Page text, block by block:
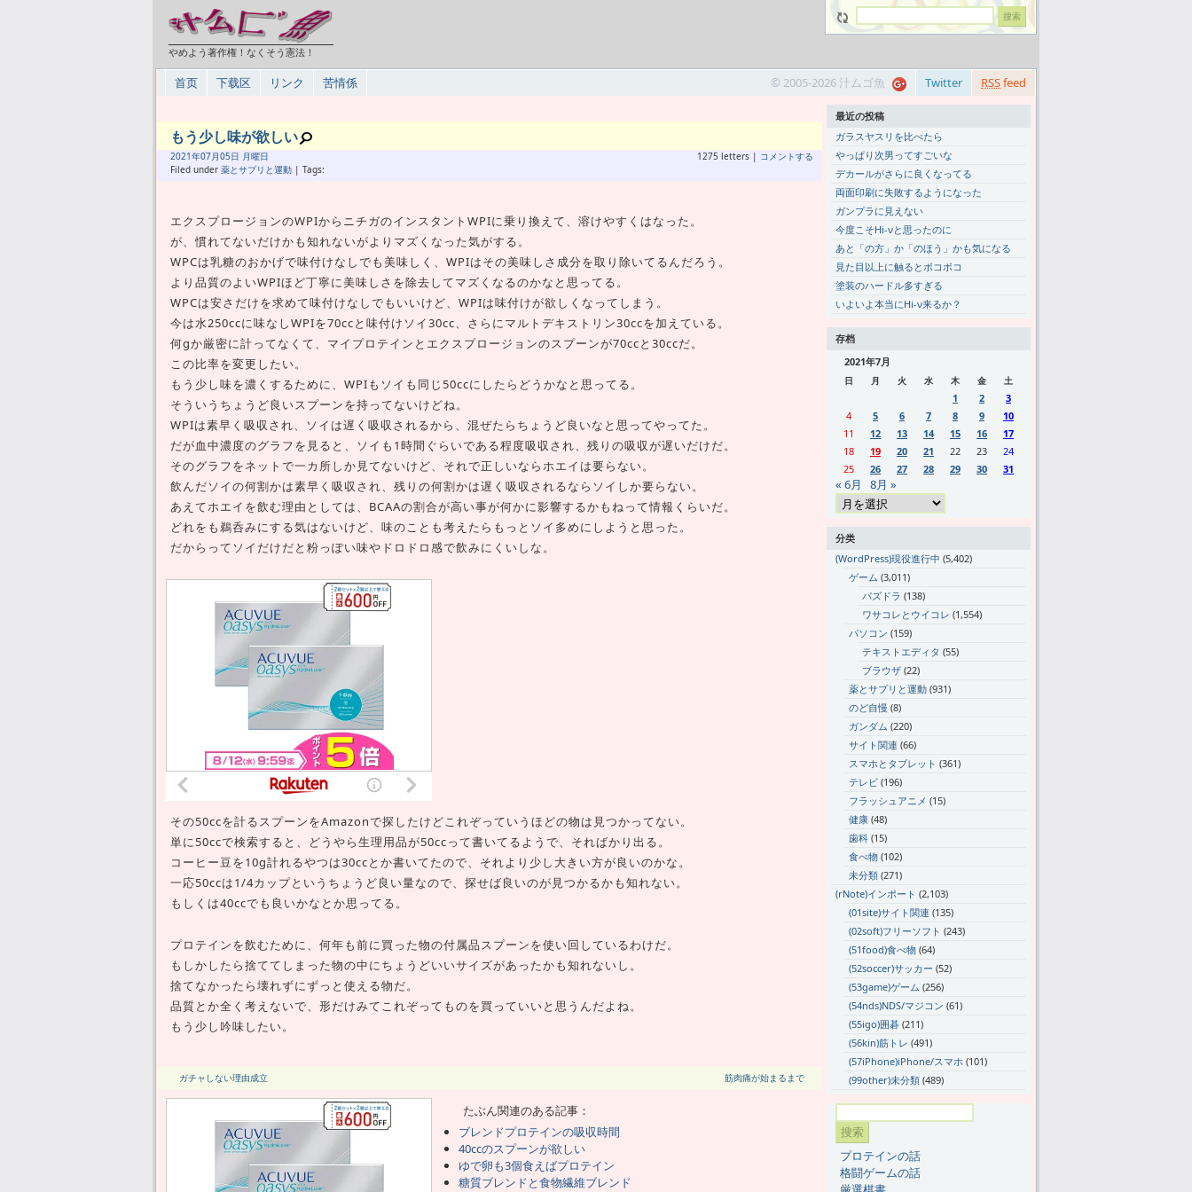
やめよう著作権！なくそう憲法！
首页 下载区 リンク 苦情係 RSSfeed
Twitter
© 2005-2026 汁ムゴ魚
もう少し味が欲しい
2021年07月05日 月曜日
Filed under 薬とサプリと運動 | Tags:
1275 letters | コメントする
エクスプロージョンのWPIからニチガのインスタントWPIに乗り換えて、溶けやすくはなった。
が、慣れてないだけかも知れないがよりマズくなった気がする。
WPCは乳糖のおかげで味付けなしでも美味しく、WPIはその美味しさ成分を取り除いてるんだろう。
より品質のよいWPIほど丁寧に美味しさを除去してマズくなるのかなと思ってる。
WPCは安さだけを求めて味付けなしでもいいけど、WPIは味付けが欲しくなってしまう。
今は水250ccに味なしWPIを70ccと味付けソイ30cc、さらにマルトデキストリン30ccを加えている。
何gか厳密に計ってなくて、マイプロテインとエクスプロージョンのスプーンが70ccと30ccだ。
この比率を変更したい。
もう少し味を濃くするために、WPIもソイも同じ50ccにしたらどうかなと思ってる。
そういうちょうど良いスプーンを持ってないけどね。
WPIは素早く吸収され、ソイは遅く吸収されるから、混ぜたらちょうど良いなと思ってやってた。
だが血中濃度のグラフを見ると、ソイも1時間ぐらいである程度吸収され、残りの吸収が遅いだけだ。
そのグラフをネットで一カ所しか見てないけど、それで正しいならホエイは要らない。
飲んだソイの何割かは素早く吸収され、残りの何割かは遅く吸収されるならソイしか要らない。
あえてホエイを飲む理由としては、BCAAの割合が高い事が何かに影響するかもねって情報くらいだ。
どれをも鵜呑みにする気はないけど、味のことも考えたらもっとソイ多めにしようと思った。
だからってソイだけだと粉っぽい味やドロドロ感で飲みにくいしな。
その50ccを計るスプーンをAmazonで探したけどこれぞっていうほどの物は見つかってない。
単に50ccで検索すると、どうやら生理用品が50ccって書いてるようで、そればかり出る。
コーヒー豆を10g計れるやつは30ccとか書いてたので、それより少し大きい方が良いのかな。
一応50ccは1/4カップというちょうど良い量なので、探せば良いのが見つかるかも知れない。
もしくは40ccでも良いかなとか思ってる。
プロテインを飲むために、何年も前に買った物の付属品スプーンを使い回しているわけだ。
もしかしたら捨ててしまった物の中にちょうどいいサイズがあったかも知れないし。
捨てなかったら壊れずにずっと使える物だ。
品質とか全く考えないで、形だけみてこれぞってものを買っていいと思うんだよね。
もう少し吟味したい。
ガチャしない理由成立 筋肉痛が始まるまで
たぶん関連のある記事：
ブレンドプロテインの吸収時間
40ccのスプーンが欲しい
ゆで卵も3個食えばプロテイン
糖質ブレンドと食物繊維ブレンド
最近の投稿
ガラスヤスリを比べたら
やっぱり次男ってすごいな
デカールがさらに良くなってる
両面印刷に失敗するようになった
ガンプラに見えない
今度こそHi-νと思ったのに
あと「の方」か「のほう」かも気になる
見た目以上に触るとボコボコ
塗装のハードル多すぎる
いよいよ本当にHi-ν来るか？
存档
2021年7月
日 月 火 水 木 金 土
1 2
3
4
5 6 7 8 9
10
11
12 13 14 15 16
17
18
19 20 21 22 23
24
25
26 27 28 29 30 31
« 6月 8月 »
分类
(WordPress)現役進行中 (5,402)
ゲーム (3,011)
パズドラ (138)
ワサコレとウイコレ (1,554)
パソコン (159)
テキストエディタ (55)
ブラウザ (22)
薬とサプリと運動 (931)
のど自慢 (8)
ガンダム (220)
サイト関連 (66)
スマホとタブレット (361)
テレビ (196)
フラッシュアニメ (15)
健康 (48)
歯科 (15)
食べ物 (102)
未分類 (271)
(rNote)インポート (2,103)
(01site)サイト関連 (135)
(02soft)フリーソフト (243)
(51food)食べ物 (64)
(52soccer)サッカー (52)
(53game)ゲーム (256)
(54nds)NDS/マジコン (61)
(55igo)囲碁 (211)
(56kin)筋トレ (491)
(57iPhone)iPhone/スマホ (101)
(99other)未分類 (489)
プロテインの話
格闘ゲームの話